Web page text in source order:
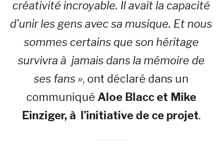
créativité incroyable. Il avait la capacité
d’unir les gens avec sa musique. Et nous
sommes certains que son héritage
survivra à jamais dans la mémoire de
ses fans », ont déclaré dans un
communiqué Aloe Blacc et Mike
Einziger, à l’initiative de ce projet.